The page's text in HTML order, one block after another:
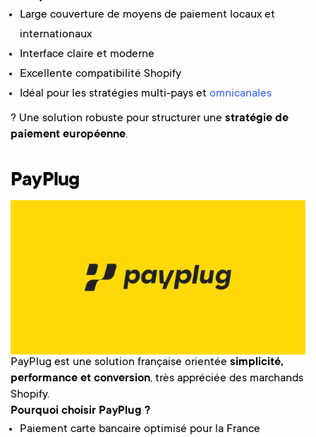
Large couverture de moyens de paiement locaux et
internationaux
Interface claire et moderne
Excellente compatibilité Shopify
Idéal pour les stratégies multi-pays et omnicanales
? Une solution robuste pour structurer une stratégie de
paiement européenne.
PayPlug
PayPlug est une solution française orientée simplicité,
performance et conversion, très appréciée des marchands
Shopify.
Pourquoi choisir PayPlug ?
Paiement carte bancaire optimisé pour la France